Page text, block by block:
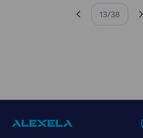
käive kasvas 620 miljoni euroni.
on kasvanud Alexela
Eelmine leht
13/38